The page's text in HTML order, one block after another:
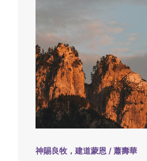
神賜良牧，建道蒙恩 / 蕭壽華